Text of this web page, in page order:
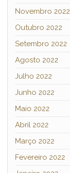
Novembro 2022
Outubro 2022
Setembro 2022
Agosto 2022
Julho 2022
Junho 2022
Maio 2022
Abril 2022
Março 2022
Fevereiro 2022